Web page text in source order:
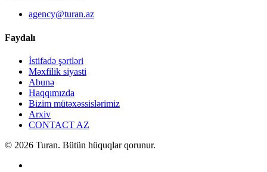
agency@turan.az
Faydalı
İstifadə şərtləri
Məxfilik siyasti
Abunə
Haqqımızda
Bizim mütəxəssislərimiz
Arxiv
CONTACT AZ
© 2026 Turan. Bütün hüquqlar qorunur.